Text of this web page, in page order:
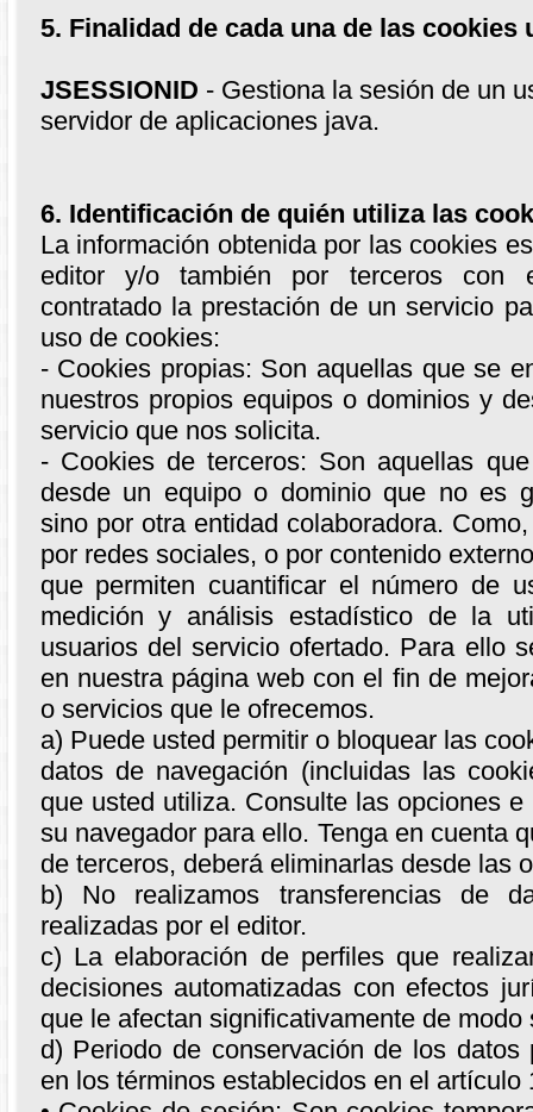
5. Finalidad de cada una de las cookies
JSESSIONID - Gestiona la sesión de un
servidor de aplicaciones java.
6. Identificación de quién utiliza las
La información obtenida por las cookies
editor y/o también por terceros con
contratado la prestación de un servicio
uso de cookies:
- Cookies propias: Son aquellas que se
nuestros propios equipos o dominios y
servicio que nos solicita.
- Cookies de terceros: Son aquellas
desde un equipo o dominio que no es
sino por otra entidad colaboradora.
por redes sociales, o por contenido
que permiten cuantificar el número de
medición y análisis estadístico de la
usuarios del servicio ofertado. Para ello
en nuestra página web con el fin de
o servicios que le ofrecemos.
a) Puede usted permitir o bloquear las
datos de navegación (incluidas las
que usted utiliza. Consulte las opciones
su navegador para ello. Tenga en cuenta
de terceros, deberá eliminarlas desde las
b) No realizamos transferencias de
realizadas por el editor.
c) La elaboración de perfiles que
decisiones automatizadas con efectos
que le afectan significativamente de modo
d) Periodo de conservación de los datos
en los términos establecidos en el artículo